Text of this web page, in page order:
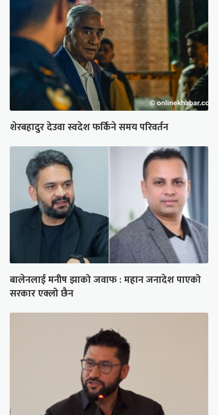
शेरबहादुर देउवा स्वदेश फर्किने समय परिवर्तन
बालेनलाई मनीष झाको जवाफ : महान जनादेश पाएको
सरकार एक्लो छैन